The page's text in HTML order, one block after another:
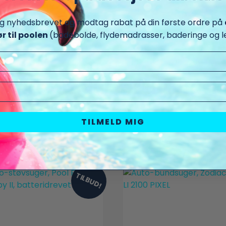
produkter du
TILBUD!
nyhedsbrevet og modtag rabat på din første ordre på
til poolen (badebolde, flydemadrasser, baderinge og
TILMELD MIG